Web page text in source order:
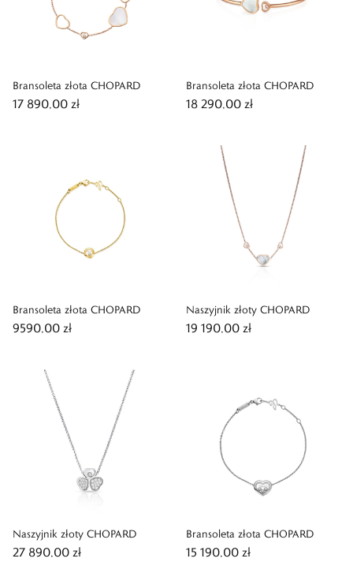
Bransoleta złota CHOPARD
17 890,00 zł
Bransoleta złota CHOPARD
18 290,00 zł
Bransoleta złota CHOPARD
9590,00 zł
Naszyjnik złoty CHOPARD
19 190,00 zł
Naszyjnik złoty CHOPARD
27 890,00 zł
Bransoleta złota CHOPARD
15 190,00 zł